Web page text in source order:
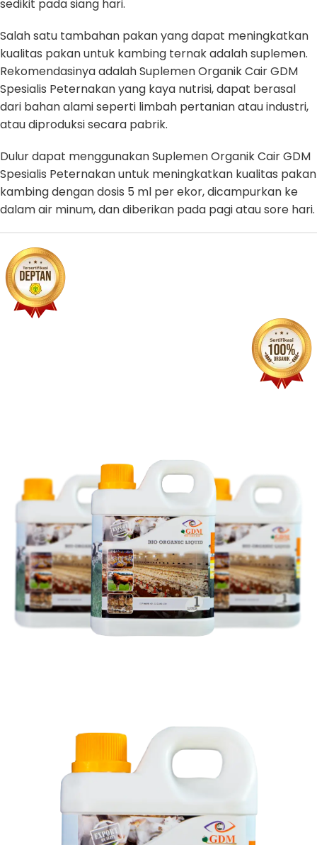
sedikit pada siang hari.
Salah satu tambahan pakan yang dapat meningkatkan
kualitas pakan untuk kambing ternak adalah suplemen.
Rekomendasinya adalah Suplemen Organik Cair GDM
Spesialis Peternakan yang kaya nutrisi, dapat berasal
dari bahan alami seperti limbah pertanian atau industri,
atau diproduksi secara pabrik.
Dulur dapat menggunakan Suplemen Organik Cair GDM
Spesialis Peternakan untuk meningkatkan kualitas pakan
kambing dengan dosis 5 ml per ekor, dicampurkan ke
dalam air minum, dan diberikan pada pagi atau sore hari.